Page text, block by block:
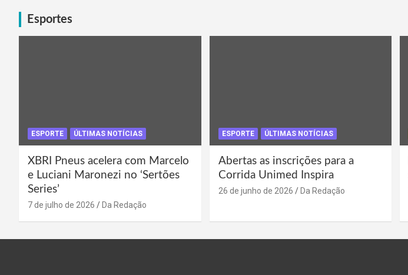
Esportes
ESPORTE ÚLTIMAS NOTÍCIAS
XBRI Pneus acelera com Marcelo
e Luciani Maronezi no ‘Sertões
Series’
7 de julho de 2026 Da Redação
ESPORTE ÚLTIMAS NOTÍCIAS
Abertas as inscrições para a
Corrida Unimed Inspira
26 de junho de 2026 Da Redação